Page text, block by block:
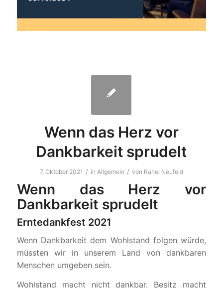
Wenn das Herz vor
Dankbarkeit sprudelt
7. Oktober 2021 / in Allgemein / von Rahel Neufeld
Wenn das Herz vor
Dankbarkeit sprudelt
Erntedankfest 2021
Wenn Dankbarkeit dem Wohlstand folgen würde,
müssten wir in unserem Land von dankbaren
Menschen umgeben sein.
Wohlstand macht nicht dankbar. Besitz macht